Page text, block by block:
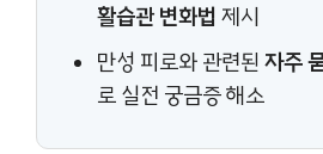
활습관 변화법 제시
만성 피로와 관련된 자주
로 실전 궁금증 해소